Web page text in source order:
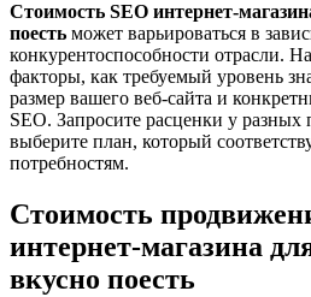
Стоимость SEO интернет-
поесть может варьироваться в
конкурентоспособности отрасли.
факторы, как требуемый уровень
размер вашего веб-сайта и
SEO. Запросите расценки у
выберите план, который
потребностям.
Стоимость
интернет-магазина
вкусно поесть